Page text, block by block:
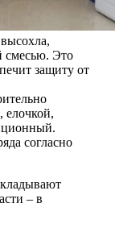
смесью. Это
защиту от
елочкой,
согласно
– в